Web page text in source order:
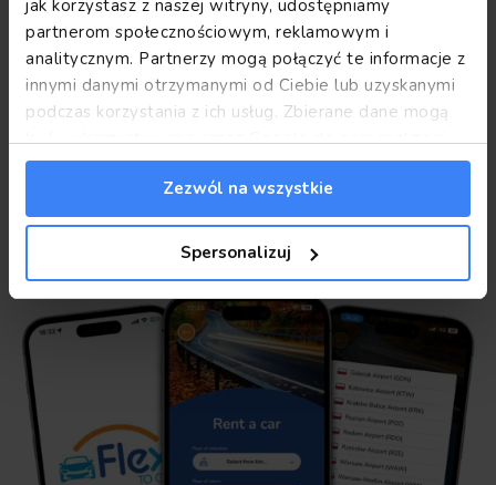
jak korzystasz z naszej witryny, udostępniamy
partnerom społecznościowym, reklamowym i
analitycznym. Partnerzy mogą połączyć te informacje z
innymi danymi otrzymanymi od Ciebie lub uzyskanymi
podczas korzystania z ich usług. Zbierane dane mogą
być wykorzystywane przez Google do personalizacji
reklam.Informacje Google o przetwarzaniu danych.
Zezwól na wszystkie
Spersonalizuj
PARTNERSHIP
Our partners